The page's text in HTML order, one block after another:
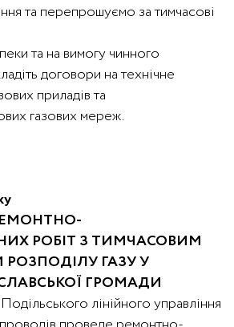
та перепрошуємо за тимчасові
та на вимогу чинного
договори на технічне
приладів та
газових мереж.
РОБІТ З ТИМЧАСОВИМ
ГАЗУ У
ГРОМАДИ
лінійного управління